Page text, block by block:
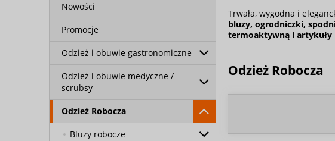
Nowości
Promocje
Odzież i obuwie gastronomiczne
Odzież i obuwie medyczne /
scrubsy
Odzież Robocza
Bluzy robocze
Trwała, wygodna i
bluzy, ogrodniczki,
termoaktywną i artykuły
Odzież Robocza